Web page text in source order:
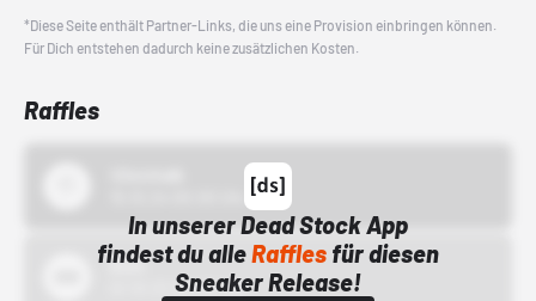
*Diese Seite enthält Partner-Links, die uns eine Provision einbringen können.
Für Dich entstehen dadurch keine zusätzlichen Kosten.
Raffles
In unserer Dead Stock App
findest du alleRafflesfür diesen
Sneaker Release!
Bstn
01.10.22 00:00 Uhr